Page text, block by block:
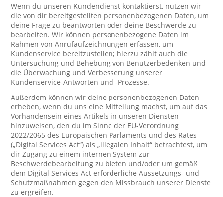
Wenn du unseren Kundendienst kontaktierst, nutzen wir
die von dir bereitgestellten personenbezogenen Daten, um
deine Frage zu beantworten oder deine Beschwerde zu
bearbeiten. Wir können personenbezogene Daten im
Rahmen von Anrufaufzeichnungen erfassen, um
Kundenservice bereitzustellen; hierzu zählt auch die
Untersuchung und Behebung von Benutzerbedenken und
die Überwachung und Verbesserung unserer
Kundenservice-Antworten und -Prozesse.
Außerdem können wir deine personenbezogenen Daten
erheben, wenn du uns eine Mitteilung machst, um auf das
Vorhandensein eines Artikels in unseren Diensten
hinzuweisen, den du im Sinne der EU-Verordnung
2022/2065 des Europäischen Parlaments und des Rates
(„Digital Services Act“) als „illegalen Inhalt“ betrachtest, um
dir Zugang zu einem internen System zur
Beschwerdebearbeitung zu bieten und/oder um gemäß
dem Digital Services Act erforderliche Aussetzungs- und
Schutzmaßnahmen gegen den Missbrauch unserer Dienste
zu ergreifen.